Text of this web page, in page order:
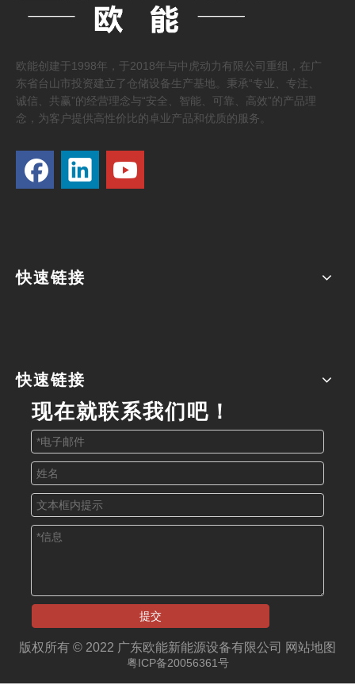
欧能创建于1998年，于2018年与中虎动力有限公司重组，在广
东省台山市投资建立了仓储设备生产基地。秉承“专业、专注、
诚信、共赢”的经营理念与“安全、智能、可靠、高效”的产品理
念，为客户提供高性价比的卓业产品和优质的服务。
快速链接
快速链接
现在就联系我们吧！
提交
版权所有 © 2022 广东欧能新能源设备有限公司 网站地图
粤ICP备20056361号